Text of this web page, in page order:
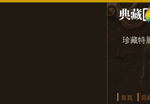
珍藏特
首頁 目